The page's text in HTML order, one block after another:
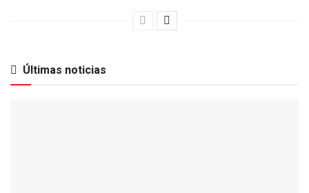
Últimas noticias